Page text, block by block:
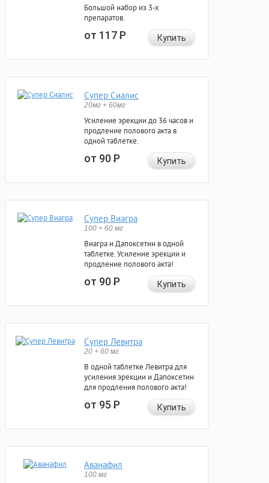
Большой набор из 3-х
препаратов.
от 117Р Купить
Супер Сиалис
20мг + 60мг
Усиление эрекции до 36 часов и
продление полового акта в
одной таблетке.
от 90Р Купить
Супер Виагра
100 + 60 мг
Виагра и Дапоксетин в одной
таблетке. Усиление эрекции и
продление полового акта!
от 90Р Купить
Супер Левитра
20 + 60 мг
В одной таблетке Левитра для
усиления эрекции и Дапоксетин
для продления полового акта!
от 95Р Купить
Аванафил
100 мг